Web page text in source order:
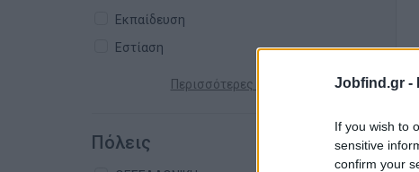
Jobfind.gr -
If you wish to
sensitive
confirm your
Εκπαίδευση
Εστίαση
Περισσότερες κατηγορίες +
Πόλεις